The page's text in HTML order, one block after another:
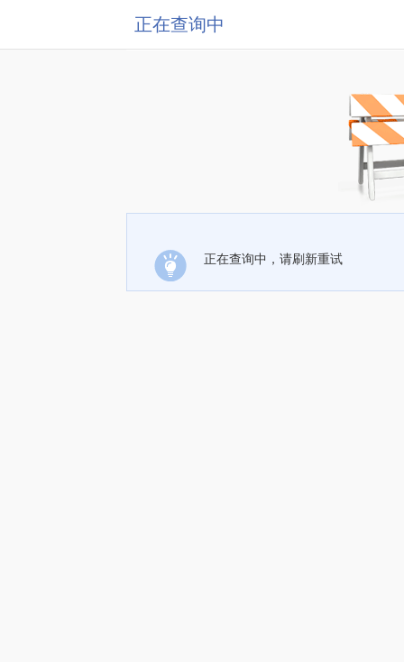
正在查询中
正在查询中，请刷新重试